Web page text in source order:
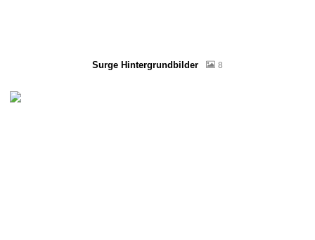
Surge Hintergrundbilder 8